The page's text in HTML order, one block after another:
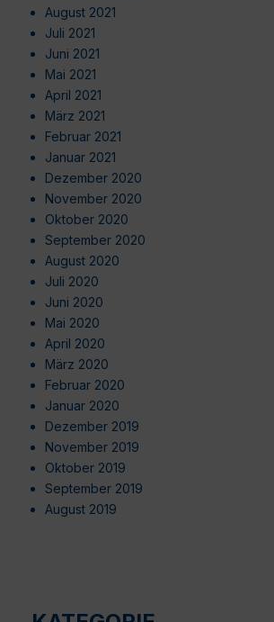
August 2021
Juli 2021
Juni 2021
Mai 2021
April 2021
März 2021
Februar 2021
Januar 2021
Dezember 2020
November 2020
Oktober 2020
September 2020
August 2020
Juli 2020
Juni 2020
Mai 2020
April 2020
März 2020
Februar 2020
Januar 2020
Dezember 2019
November 2019
Oktober 2019
September 2019
August 2019